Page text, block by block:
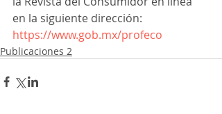
en la siguiente dirección:
https://www.gob.mx/profeco
Publicaciones 2